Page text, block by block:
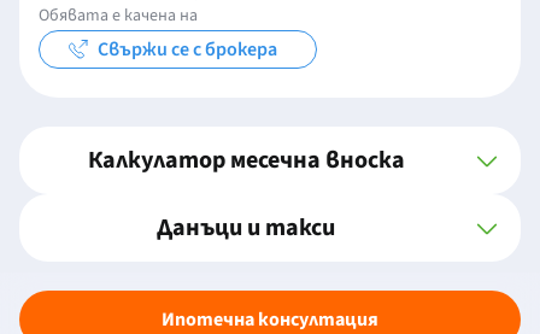
Обявата е качена на
Свържи се с брокера
Калкулатор месечна вноска
Данъци и такси
Ипотечна консултация